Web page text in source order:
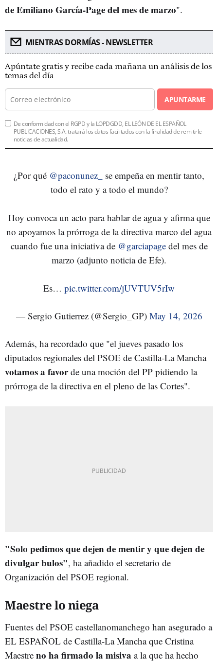
de Emiliano García-Page del mes de marzo".
MIENTRAS DORMÍAS - NEWSLETTER
Apúntate gratis y recibe cada mañana un análisis de los
temas del día
APUNTARME
De conformidad con el RGPD y la LOPDGDD, EL LEÓN DE EL ESPAÑOL
PUBLICACIONES, S.A. tratará los datos facilitados con la finalidad de remitirle
noticias de actualidad.
¿Por qué @paconunez_
se empeña en mentir tanto,
todo el rato y a todo el mundo?
Hoy convoca un acto para hablar de agua y afirma que
no apoyamos la prórroga de la directiva marco del agua
cuando fue una iniciativa de @garciapagedel mes de
marzo (adjunto noticia de Efe).
Es… pic.twitter.com/jUVTUV5rIw
— Sergio Gutierrez (@Sergio_GP) May 14, 2026
Además, ha recordado que "el jueves pasado los
diputados regionales del PSOE de Castilla-La Mancha
votamos a favorde una moción del PP pidiendo la
prórroga de la directiva en el pleno de las Cortes".
"Solo pedimos que dejen de mentir y que dejen de
divulgar bulos", ha añadido el secretario de
Organización del PSOE regional.
Maestre lo niega
Fuentes del PSOE castellanomanchego han asegurado a
EL ESPAÑOL de Castilla-La Mancha que Cristina
Maestre no ha firmado la misiva a la que ha hecho